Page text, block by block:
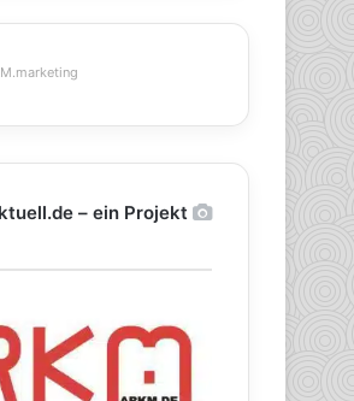
– ein Projekt